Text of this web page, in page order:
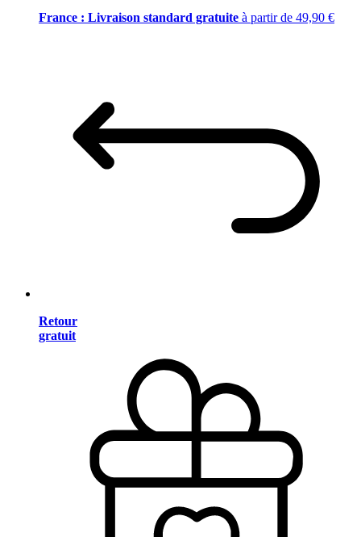
France : Livraison standard gratuite à partir de 49,90 €
Retour
gratuit